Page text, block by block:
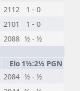
2112
1 - 0
2101
1 - 0
2088 ½ - ½
Elo 1½:2½ PGN
2084 ½ - ½